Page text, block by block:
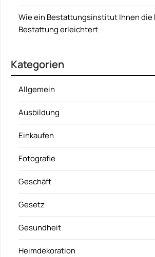
Wie ein Bestattungsinstitut Ihnen die
Bestattung erleichtert
Kategorien
Allgemein
Ausbildung
Einkaufen
Fotografie
Geschäft
Gesetz
Gesundheit
Heimdekoration